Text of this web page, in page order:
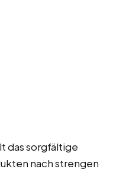
das sorgfältige
nach strengen